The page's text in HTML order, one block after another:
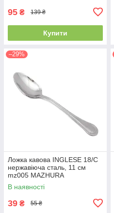
95 ₴ 139 ₴
Купити
–29%
Ложка кавова INGLESE 18/C
нержавіюча сталь, 11 см
mz005 MAZHURA
В наявності
39 ₴ 55 ₴